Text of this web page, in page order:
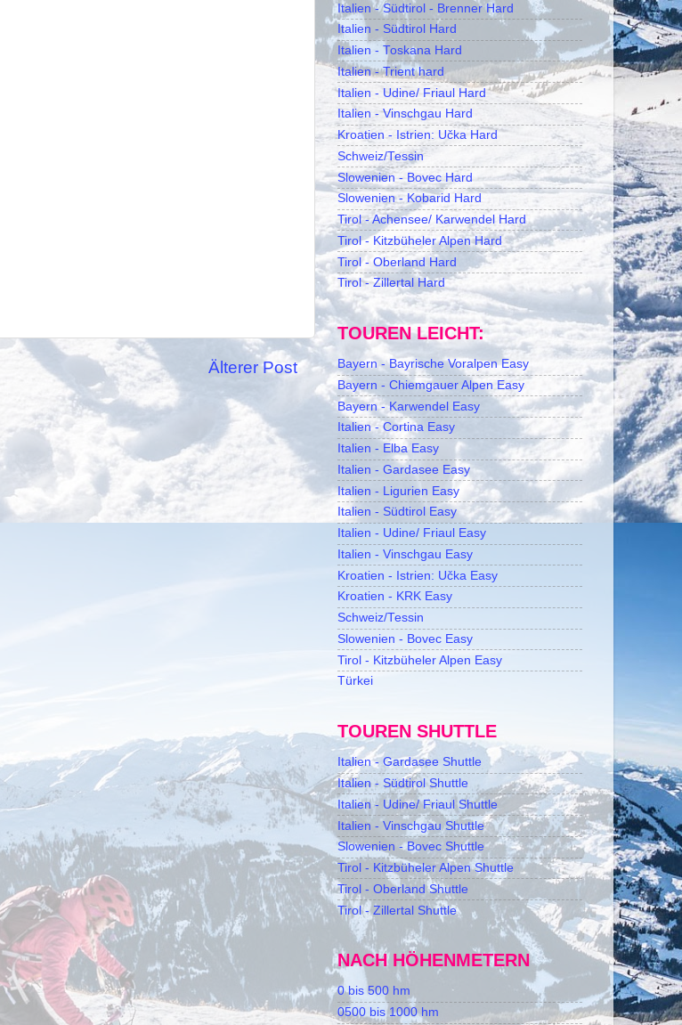
Älterer Post
Italien - Südtirol - Brenner Hard
Italien - Südtirol Hard
Italien - Toskana Hard
Italien - Trient hard
Italien - Udine/ Friaul Hard
Italien - Vinschgau Hard
Kroatien - Istrien: Učka Hard
Schweiz/Tessin
Slowenien - Bovec Hard
Slowenien - Kobarid Hard
Tirol - Achensee/ Karwendel Hard
Tirol - Kitzbüheler Alpen Hard
Tirol - Oberland Hard
Tirol - Zillertal Hard
TOUREN LEICHT:
Bayern - Bayrische Voralpen Easy
Bayern - Chiemgauer Alpen Easy
Bayern - Karwendel Easy
Italien - Cortina Easy
Italien - Elba Easy
Italien - Gardasee Easy
Italien - Ligurien Easy
Italien - Südtirol Easy
Italien - Udine/ Friaul Easy
Italien - Vinschgau Easy
Kroatien - Istrien: Učka Easy
Kroatien - KRK Easy
Schweiz/Tessin
Slowenien - Bovec Easy
Tirol - Kitzbüheler Alpen Easy
Türkei
TOUREN SHUTTLE
Italien - Gardasee Shuttle
Italien - Südtirol Shuttle
Italien - Udine/ Friaul Shuttle
Italien - Vinschgau Shuttle
Slowenien - Bovec Shuttle
Tirol - Kitzbüheler Alpen Shuttle
Tirol - Oberland Shuttle
Tirol - Zillertal Shuttle
NACH HÖHENMETERN
0 bis 500 hm
0500 bis 1000 hm